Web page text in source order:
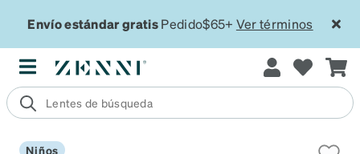
Envío estándar gratisPedido$65+ Ver términos
Niños